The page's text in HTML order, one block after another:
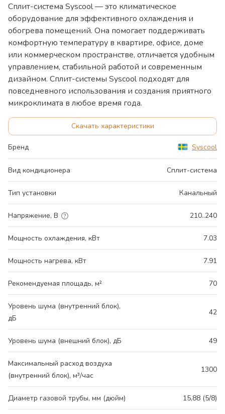
Сплит-система Syscool — это климатическое
оборудование для эффективного охлаждения и
обогрева помещений. Она помогает поддерживать
комфортную температуру в квартире, офисе, доме
или коммерческом пространстве, отличается удобным
управлением, стабильной работой и современным
дизайном. Сплит-системы Syscool подходят для
повседневного использования и создания приятного
микроклимата в любое время года.
Скачать характеристики
Бренд Syscool
Вид кондиционера Сплит-система
Тип установки Канальный
Напряжение, В 210..240
Мощность охлаждения, кВт 7.03
Мощность нагрева, кВт 7.91
Рекомендуемая площадь, м² 70
Уровень шума (внутренний блок),
дБ
42
Уровень шума (внешний блок), дБ 49
Максимальный расход воздуха
(внутренний блок), м³/час
1300
Диаметр газовой трубы, мм (дюйм) 15,88 (5/8)